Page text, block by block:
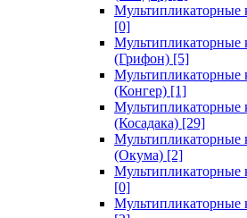
Мультипликаторные
[0]
Мультипликаторные
(Грифон) [5]
Мультипликаторные
(Конгер) [1]
Мультипликаторные
(Косадака) [29]
Мультипликаторные
(Окума) [2]
Мультипликаторные
[0]
Мультипликаторные